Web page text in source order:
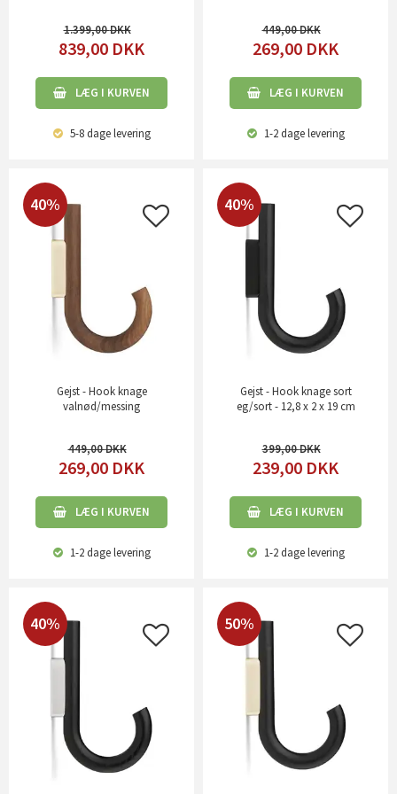
1.399,00
839,00 DKK
LÆG I KURVEN
5-8 dagelevering
449,00
269,00 DKK
LÆG I KURVEN
1-2 dagelevering
40%
Gejst - Hook knage
valnød/messing
449,00
269,00 DKK
LÆG I KURVEN
1-2 dagelevering
40%
Gejst - Hook knage sort
eg/sort - 12,8 x 2 x 19 cm
399,00
239,00 DKK
LÆG I KURVEN
1-2 dagelevering
40% 50%